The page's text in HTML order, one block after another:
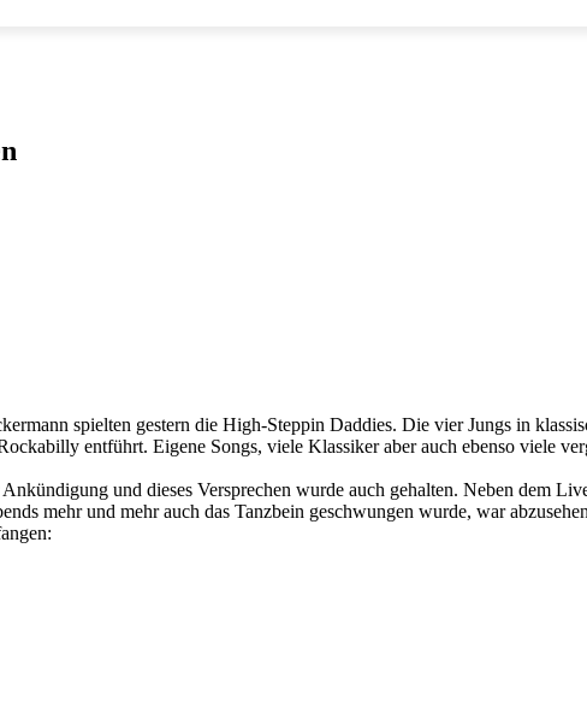
spielten gestern die High-Steppin Daddies. Die vier Jungs in
entführt. Eigene Songs, viele Klassiker aber auch ebenso viele
und dieses Versprechen wurde auch gehalten. Neben dem
mehr und mehr auch das Tanzbein geschwungen wurde, war